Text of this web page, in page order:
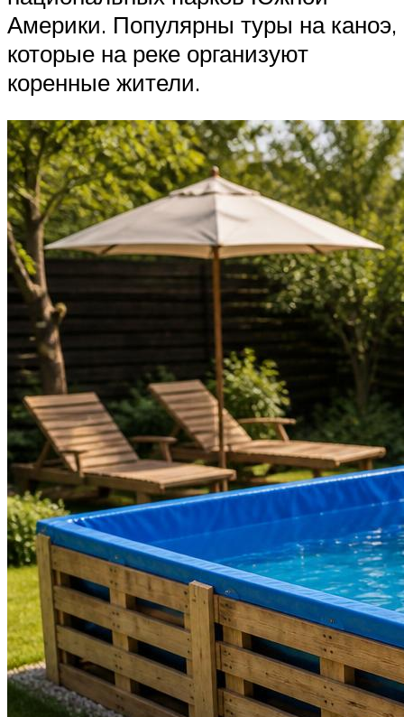
Америки. Популярны туры на каноэ,
которые на реке организуют
коренные жители.